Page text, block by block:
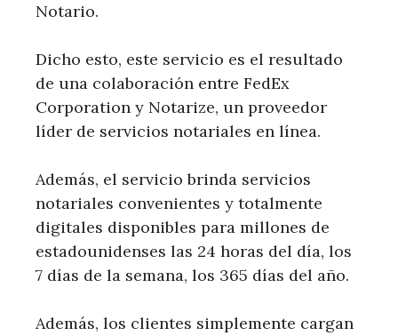
Notario.
Dicho esto, este servicio es el resultado
de una colaboración entre FedEx
Corporation y Notarize, un proveedor
líder de servicios notariales en línea.
Además, el servicio brinda servicios
notariales convenientes y totalmente
digitales disponibles para millones de
estadounidenses las 24 horas del día, los
7 días de la semana, los 365 días del año.
Además, los clientes simplemente cargan